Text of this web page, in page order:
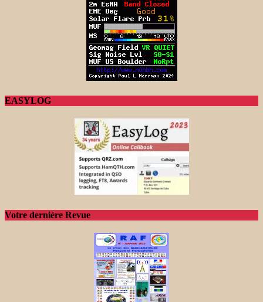
EASYLOG
Votre dernière Revue